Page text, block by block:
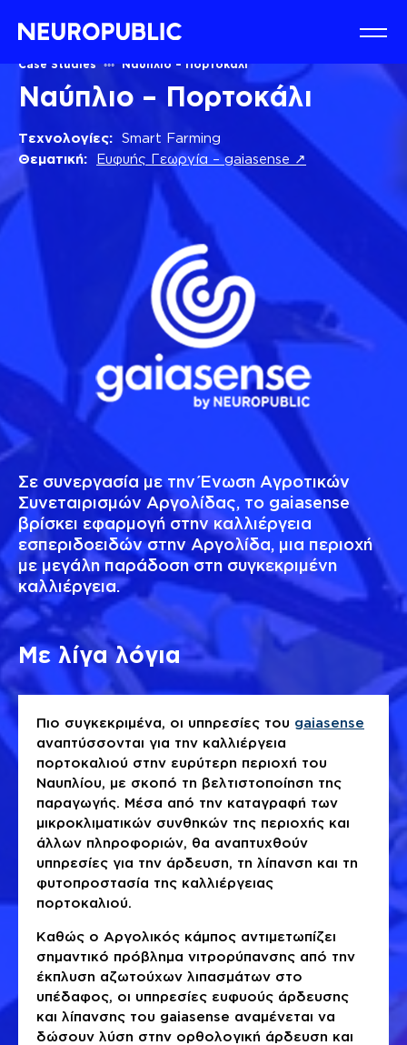
Case Studies Ναύπλιο – Πορτοκάλι
Ναύπλιο – Πορτοκάλι
Τεχνολογίες: Smart Farming
Θεματική:
Ευφυής Γεωργία – gaiasense ↗
Σε συνεργασία με την Ένωση Αγροτικών
Συνεταιρισμών Αργολίδας, το gaiasense
βρίσκει εφαρμογή στην καλλιέργεια
εσπεριδοειδών στην Αργολίδα, μια περιοχή
με μεγάλη παράδοση στη συγκεκριμένη
καλλιέργεια.
Με λίγα λόγια
Πιο συγκεκριμένα, οι υπηρεσίες του gaiasense
αναπτύσσονται για την καλλιέργεια
πορτοκαλιού στην ευρύτερη περιοχή του
Ναυπλίου, με σκοπό τη βελτιστοποίηση της
παραγωγής. Μέσα από την καταγραφή των
μικροκλιματικών συνθηκών της περιοχής και
άλλων πληροφοριών, θα αναπτυχθούν
υπηρεσίες για την άρδευση, τη λίπανση και τη
φυτοπροστασία της καλλιέργειας
πορτοκαλιού.
Καθώς ο Αργολικός κάμπος αντιμετωπίζει
σημαντικό πρόβλημα νιτρορύπανσης από την
έκπλυση αζωτούχων λιπασμάτων στο
υπέδαφος, οι υπηρεσίες ευφυούς άρδευσης
και λίπανσης του gaiasense αναμένεται να
δώσουν λύση στην ορθολογική άρδευση και